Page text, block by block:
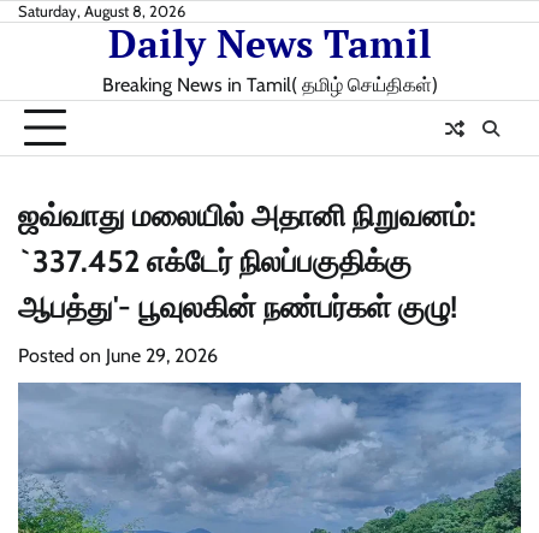
SkipSaturday, August 8, 2026
Daily News Tamil
Breaking News in Tamil( தமிழ் செய்திகள்)
ஜவ்வாது மலையில் அதானி நிறுவனம்:
`337.452 எக்டேர் நிலப்பகுதிக்கு
ஆபத்து'- பூவுலகின் நண்பர்கள் குழு!
Posted on June 29, 2026